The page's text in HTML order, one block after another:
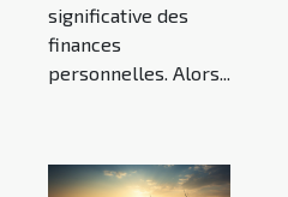
significative des
finances
personnelles. Alors...